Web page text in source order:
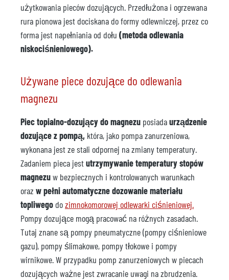
użytkowania pieców dozujących. Przedłużona i ogrzewana
rura pionowa jest dociskana do formy odlewniczej, przez co
forma jest napełniania od dołu (metoda odlewania
niskociśnieniowego).
Używane piece dozujące do odlewania
magnezu
Piec topialno-dozujący do magnezu posiadaurządzenie
dozujące z pompą, która, jako pompa zanurzeniowa,
wykonana jest ze stali odpornej na zmiany temperatury.
Zadaniem pieca jestutrzymywanie temperatury stopów
magnezuw bezpiecznych i kontrolowanych warunkach
oraz w pełni automatyczne dozowanie materiału
topliwego dozimnokomorowej odlewarki ciśnieniowej.
Pompy dozujące mogą pracować na różnych zasadach.
Tutaj znane są pompy pneumatyczne (pompy ciśnieniowe
gazu), pompy ślimakowe, pompy tłokowe i pompy
wirnikowe. W przypadku pomp zanurzeniowych w piecach
dozujących ważne jest zwracanie uwagi na zbrudzenia.